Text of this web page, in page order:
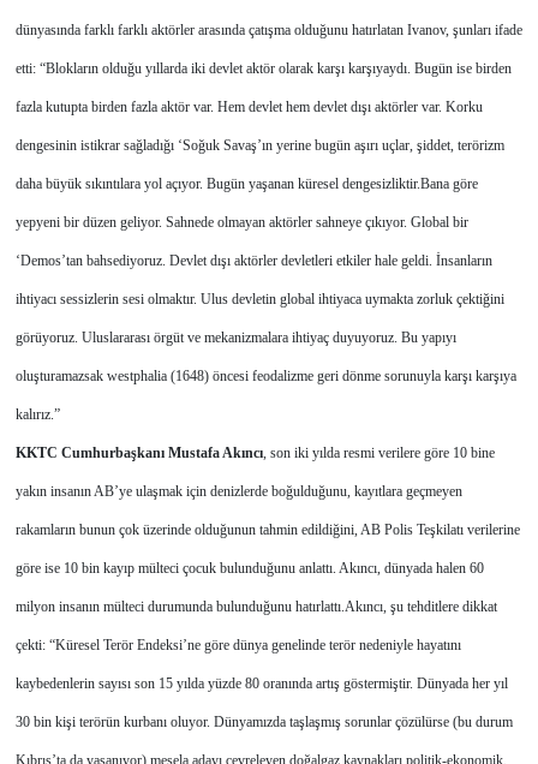
dünyasında farklı farklı aktörler arasında çatışma olduğunu hatırlatan Ivanov, şunları ifade
etti: “Blokların olduğu yıllarda iki devlet aktör olarak karşı karşıyaydı. Bugün ise birden
fazla kutupta birden fazla aktör var. Hem devlet hem devlet dışı aktörler var. Korku
dengesinin istikrar sağladığı ‘Soğuk Savaş’ın yerine bugün aşırı uçlar, şiddet, terörizm
daha büyük sıkıntılara yol açıyor. Bugün yaşanan küresel dengesizliktir.Bana göre
yepyeni bir düzen geliyor. Sahnede olmayan aktörler sahneye çıkıyor. Global bir
‘Demos’tan bahsediyoruz. Devlet dışı aktörler devletleri etkiler hale geldi. İnsanların
ihtiyacı sessizlerin sesi olmaktır. Ulus devletin global ihtiyaca uymakta zorluk çektiğini
görüyoruz. Uluslararası örgüt ve mekanizmalara ihtiyaç duyuyoruz. Bu yapıyı
oluşturamazsak westphalia (1648) öncesi feodalizme geri dönme sorunuyla karşı karşıya
kalırız.”
KKTC Cumhurbaşkanı Mustafa Akıncı, son iki yılda resmi verilere göre 10 bine
yakın insanın AB’ye ulaşmak için denizlerde boğulduğunu, kayıtlara geçmeyen
rakamların bunun çok üzerinde olduğunun tahmin edildiğini, AB Polis Teşkilatı verilerine
göre ise 10 bin kayıp mülteci çocuk bulunduğunu anlattı. Akıncı, dünyada halen 60
milyon insanın mülteci durumunda bulunduğunu hatırlattı.Akıncı, şu tehditlere dikkat
çekti: “Küresel Terör Endeksi’ne göre dünya genelinde terör nedeniyle hayatını
kaybedenlerin sayısı son 15 yılda yüzde 80 oranında artış göstermiştir. Dünyada her yıl
30 bin kişi terörün kurbanı oluyor. Dünyamızda taşlaşmış sorunlar çözülürse (bu durum